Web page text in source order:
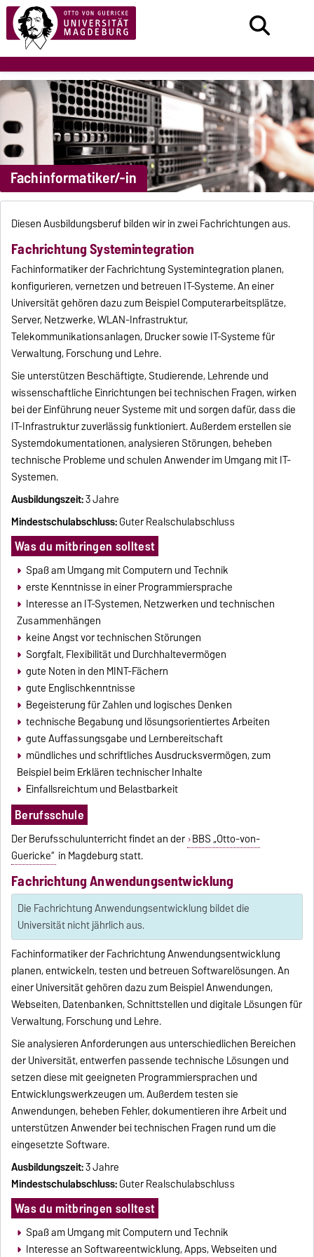
Fachinformatiker/-in
Diesen Ausbildungsberuf bilden wir in zwei Fachrichtungen aus.
Fachrichtung Systemintegration
Fachinformatiker der Fachrichtung Systemintegration planen,
konfigurieren, vernetzen und betreuen IT-Systeme. An einer
Universität gehören dazu zum Beispiel Computerarbeitsplätze,
Server, Netzwerke, WLAN-Infrastruktur,
Telekommunikationsanlagen, Drucker sowie IT-Systeme für
Verwaltung, Forschung und Lehre.
Sie unterstützen Beschäftigte, Studierende, Lehrende und
wissenschaftliche Einrichtungen bei technischen Fragen, wirken
bei der Einführung neuer Systeme mit und sorgen dafür, dass die
IT-Infrastruktur zuverlässig funktioniert. Außerdem erstellen sie
Systemdokumentationen, analysieren Störungen, beheben
technische Probleme und schulen Anwender im Umgang mit IT-
Systemen.
Ausbildungszeit:3 Jahre
Mindestschulabschluss:Guter Realschulabschluss
Was du mitbringen solltest
Spaß am Umgang mit Computern und Technik
erste Kenntnisse in einer Programmiersprache
Interesse an IT-Systemen, Netzwerken und technischen
Zusammenhängen
keine Angst vor technischen Störungen
Sorgfalt, Flexibilität und Durchhaltevermögen
gute Noten in den MINT-Fächern
gute Englischkenntnisse
Begeisterung für Zahlen und logisches Denken
technische Begabung und lösungsorientiertes Arbeiten
gute Auffassungsgabe und Lernbereitschaft
mündliches und schriftliches Ausdrucksvermögen, zum
Beispiel beim Erklären technischer Inhalte
Einfallsreichtum und Belastbarkeit
Berufsschule
Der Berufsschulunterricht findet an der BBS „Otto-von-
Guericke“ in Magdeburg statt.
Fachrichtung Anwendungsentwicklung
Die Fachrichtung Anwendungsentwicklung bildet die
Universität nicht jährlich aus.
Fachinformatiker der Fachrichtung Anwendungsentwicklung
planen, entwickeln, testen und betreuen Softwarelösungen. An
einer Universität gehören dazu zum Beispiel Anwendungen,
Webseiten, Datenbanken, Schnittstellen und digitale Lösungen für
Verwaltung, Forschung und Lehre.
Sie analysieren Anforderungen aus unterschiedlichen Bereichen
der Universität, entwerfen passende technische Lösungen und
setzen diese mit geeigneten Programmiersprachen und
Entwicklungswerkzeugen um. Außerdem testen sie
Anwendungen, beheben Fehler, dokumentieren ihre Arbeit und
unterstützen Anwender bei technischen Fragen rund um die
eingesetzte Software.
Ausbildungszeit:3 Jahre
Mindestschulabschluss:Guter Realschulabschluss
Was du mitbringen solltest
Spaß am Umgang mit Computern und Technik
Interesse an Softwareentwicklung, Apps, Webseiten und